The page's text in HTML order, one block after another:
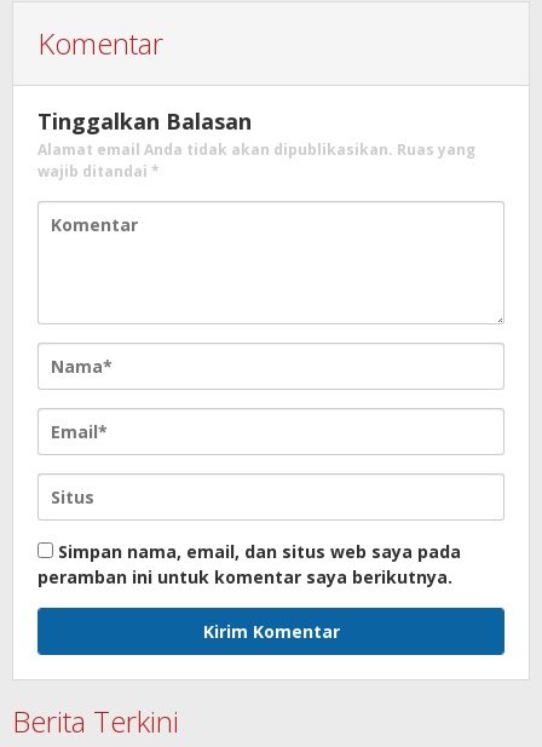
Komentar
Tinggalkan Balasan
Alamat email Anda tidak akan dipublikasikan. Ruas yang
wajib ditandai *
Simpan nama, email, dan situs web saya pada
peramban ini untuk komentar saya berikutnya.
Berita Terkini